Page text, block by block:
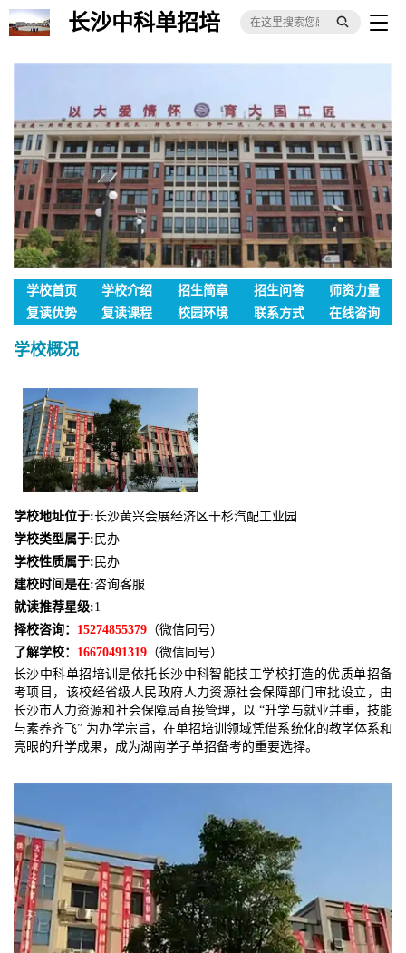
长沙中科单招培
学校首页 学校介绍 招生简章 招生问答
师资力量
复读优势
复读课程 校园环境 联系方式 在线咨询
学校概况
学校地址位于:长沙黄兴会展经济区干杉汽配工业园
学校类型属于: 民办
学校性质属于: 民办
建校时间是在:咨询客服
就读推荐星级:1
择校咨询： 15274855379 （微信同号）
了解学校： 16670491319 （微信同号）
长沙中科单招培训是依托长沙中科智能技工学校打造的优质单招备
考项目，该校经省级人民政府人力资源社会保障部门审批设立，由
长沙市人力资源和社会保障局直接管理，以 “升学与就业并重，技能
与素养齐飞” 为办学宗旨，在单招培训领域凭借系统化的教学体系和
亮眼的升学成果，成为湖南学子单招备考的重要选择。